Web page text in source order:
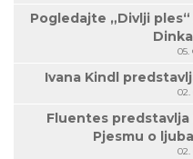
Pogledajte „Divlji
05.
Ivana Kindl
02.
Fluentes
Pjesmu o
02.